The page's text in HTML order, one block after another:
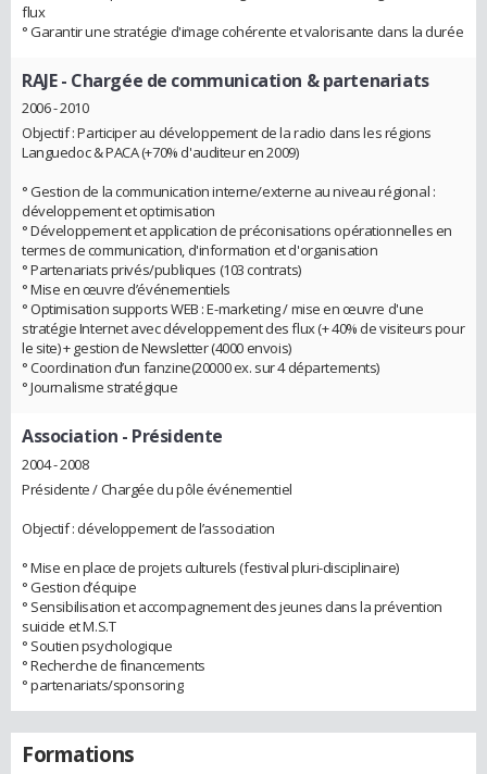
flux
° Garantir une stratégie d'image cohérente et valorisante dans la durée
RAJE- Chargée de communication & partenariats
2006 - 2010
Objectif : Participer au développement de la radio dans les régions
Languedoc & PACA (+70% d'auditeur en 2009)
° Gestion de la communication interne/externe au niveau régional :
développement et optimisation
° Développement et application de préconisations opérationnelles en
termes de communication, d'information et d'organisation
° Partenariats privés/publiques (103 contrats)
° Mise en œuvre d’événementiels
° Optimisation supports WEB : E-marketing / mise en œuvre d'une
stratégie Internet avec développement des flux (+ 40% de visiteurs pour
le site) + gestion de Newsletter (4000 envois)
° Coordination d’un fanzine(20000 ex. sur 4 départements)
° Journalisme stratégique
Association - Présidente
2004 - 2008
Présidente / Chargée du pôle événementiel
Objectif : développement de l’association
° Mise en place de projets culturels (festival pluri-disciplinaire)
° Gestion d’équipe
° Sensibilisation et accompagnement des jeunes dans la prévention
suicide et M.S.T
° Soutien psychologique
° Recherche de financements
° partenariats/sponsoring
Formations